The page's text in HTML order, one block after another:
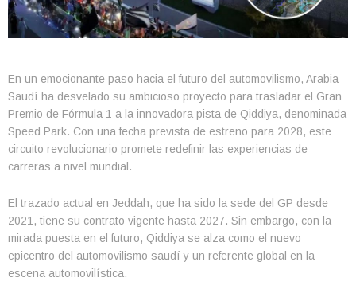
En un emocionante paso hacia el futuro del automovilismo, Arabia
Saudí ha desvelado su ambicioso proyecto para trasladar el Gran
Premio de Fórmula 1 a la innovadora pista de Qiddiya, denominada
Speed Park. Con una fecha prevista de estreno para 2028, este
circuito revolucionario promete redefinir las experiencias de
carreras a nivel mundial.
El trazado actual en Jeddah, que ha sido la sede del GP desde
2021, tiene su contrato vigente hasta 2027. Sin embargo, con la
mirada puesta en el futuro, Qiddiya se alza como el nuevo
epicentro del automovilismo saudí y un referente global en la
escena automovilística.